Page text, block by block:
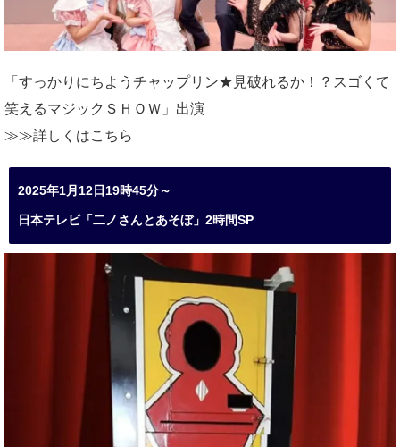
「すっかりにちようチャップリン★見破れるか！？スゴくて
笑えるマジックＳＨＯＷ」出演
≫≫詳しくはこちら
2025年1月12日19時45分～
日本テレビ「二ノさんとあそぼ」2時間SP